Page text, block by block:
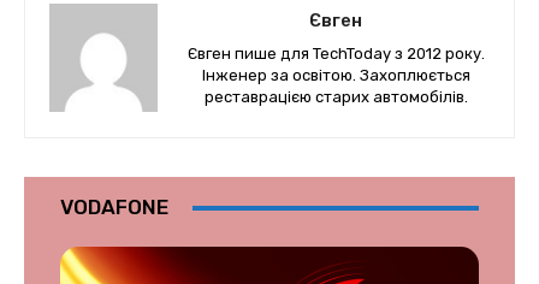
Євген
Євген пише для TechToday з 2012 року.
Інженер за освітою. Захоплюється
реставрацією старих автомобілів.
VODAFONE